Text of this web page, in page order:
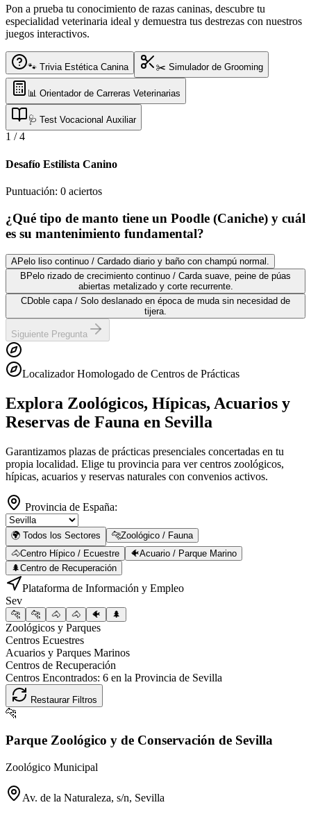
Pon a prueba tu conocimiento de razas caninas, descubre tu
especialidad veterinaria ideal y demuestra tus destrezas con nuestros
juegos interactivos.
🐾 Trivia Estética Canina ✂️ Simulador de Grooming
📊 Orientador de Carreras Veterinarias
🩺 Test Vocacional Auxiliar
1 /4
Desafío Estilista Canino
Puntuación: 0 aciertos
¿Qué tipo de manto tiene un Poodle (Caniche) y cuál
es su mantenimiento fundamental?
APelo liso continuo / Cardado diario y baño con champú normal.
B Pelo rizado de crecimiento continuo / Carda suave, peine de púas
abiertas metalizado y corte recurrente.
CDoble capa / Solo deslanado en época de muda sin necesidad de
tijera.
Siguiente Pregunta
Localizador Homologado de Centros de Prácticas
Explora Zoológicos, Hípicas, Acuarios y
Reservas de Fauna en Sevilla
Garantizamos plazas de prácticas presenciales concertadas en tu
propia localidad. Elige tu provincia para ver centros zoológicos,
hípicas, acuarios y reservas naturales con convenios activos.
Provincia de España:
🌍 Todos los Sectores 🐆Zoológico / Fauna
🐴Centro Hípico / Ecuestre 🐠Acuario / Parque Marino
🌲Centro de Recuperación
Plataforma de Información y Empleo
Sev
🐆 🐆 🐴 🐴 🐠 🌲
Zoológicos y Parques
Centros Ecuestres
Acuarios y Parques Marinos
Centros de Recuperación
Centros Encontrados: 6 en la Provincia de Sevilla
Restaurar Filtros
🐆
Parque Zoológico y de Conservación de Sevilla
Zoológico Municipal
Av. de la Naturaleza, s/n, Sevilla